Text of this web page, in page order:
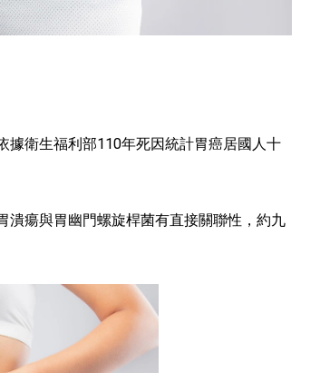
據衛生福利部110年死因統計胃癌居國人十
潰瘍與胃幽門螺旋桿菌有直接關聯性，約九